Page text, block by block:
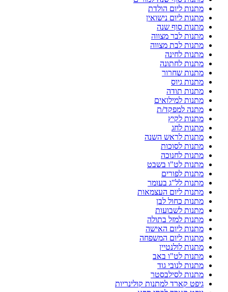
מתנות ליום הולדת
מתנות ליום נישואין
מתנות סוף שנה
מתנות לבר מצווה
מתנות לבת מצווה
מתנות לחינה
מתנות לחתונה
מתנות שחרור
מתנות גיוס
מתנות תודה
מתנות למילואים
מתנה למפקד/ת
מתנות לקיץ
מתנות לחג
מתנות לראש השנה
מתנות לסוכות
מתנות לחנוכה
מתנות לט"ו בשבט
מתנות לפורים
מתנות לל"ג בעומר
מתנות ליום העצמאות
מתנות כחול לבן
מתנות לשבועות
מתנות למזל בתולה
מתנות ליום האישה
מתנות ליום המשפחה
מתנות לולנטיין
מתנות לט"ו באב
מתנות לנובי גוד
מתנות לסילבסטר
גיפט קארד למתנות קולינריות